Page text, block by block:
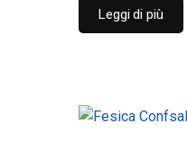
Leggi di più